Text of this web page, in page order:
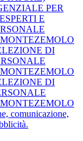
PER
E
DI
DI
comunicazione,